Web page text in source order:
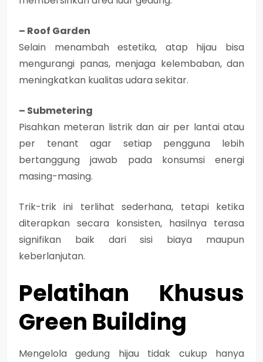
– Roof Garden
Selain menambah estetika, atap hijau bisa
mengurangi panas, menjaga kelembaban, dan
meningkatkan kualitas udara sekitar.
– Submetering
Pisahkan meteran listrik dan air per lantai atau
per tenant agar setiap pengguna lebih
bertanggung jawab pada konsumsi energi
masing-masing.
Trik-trik ini terlihat sederhana, tetapi ketika
diterapkan secara konsisten, hasilnya terasa
signifikan baik dari sisi biaya maupun
keberlanjutan.
Pelatihan Khusus
Green Building
Mengelola gedung hijau tidak cukup hanya